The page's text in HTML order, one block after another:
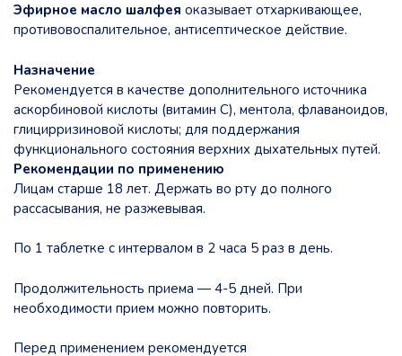
Эфирное масло шалфея оказывает отхаркивающее,
противовоспалительное, антисептическое действие.
Назначение
Рекомендуется в качестве дополнительного источника
аскорбиновой кислоты (витамин С), ментола, флаваноидов,
глицирризиновой кислоты; для поддержания
функционального состояния верхних дыхательных путей.
Рекомендации по применению
Лицам старше 18 лет. Держать во рту до полного
рассасывания, не разжевывая.
По 1 таблетке с интервалом в 2 часа 5 раз в день.
Продолжительность приема — 4-5 дней. При
необходимости прием можно повторить.
Перед применением рекомендуется